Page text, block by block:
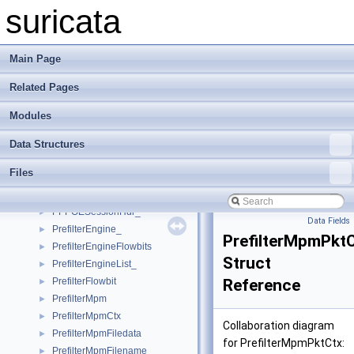
suricata
Main Page
Related Pages
Modules
Data Structures
Files
► PktVar_
► PoolBucket_
► PoolThread_
► PoolThreadElement_
► PostRuleMatchWorkQueueItem
► PPPHdr_
► PPPOESessionHdr_
► PrefilterEngine_
► PrefilterEngineFlowbits
► PrefilterEngineList_
► PrefilterFlowbit
► PrefilterMpm
► PrefilterMpmCtx
► PrefilterMpmFiledata
► PrefilterMpmFilename
Data Fields
Struct
Reference
Collaboration diagram
for PrefilterMpmPktCtx: